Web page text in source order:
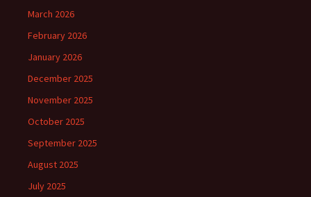
March 2026
February 2026
January 2026
December 2025
November 2025
October 2025
September 2025
August 2025
July 2025